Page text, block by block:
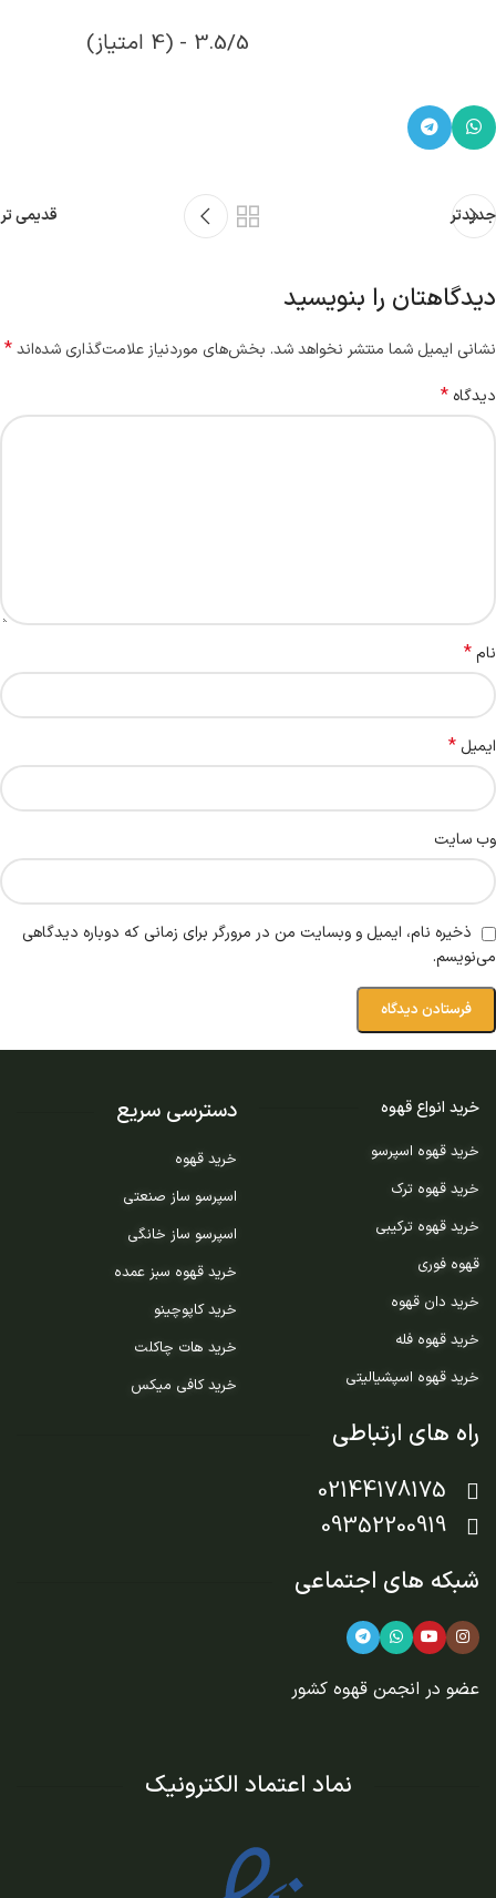
3.5/5 - (4 امتیاز)
جدیدتر قدیمی تر
دیدگاهتان را بنویسید
نشانی ایمیل شما منتشر نخواهد شد. بخش‌های موردنیاز علامت‌گذاری شده‌اند*
دیدگاه *
نام*
ایمیل *
وب‌ سایت
ذخیره نام، ایمیل و وبسایت من در مرورگر برای زمانی که دوباره دیدگاهی
می‌نویسم.
خرید انواع قهوه
خرید قهوه اسپرسو
خرید قهوه ترک
خرید قهوه ترکیبی
قهوه فوری
خرید دان قهوه
خرید قهوه فله
خرید قهوه اسپشیالیتی
دسترسی سریع
خرید قهوه
اسپرسو ساز صنعتی
اسپرسو ساز خانگی
خرید قهوه سبز عمده
خرید کاپوچینو
خرید هات چاکلت
خرید کافی میکس
راه های ارتباطی
02144178175
09352200919
شبکه های اجتماعی
عضو در انجمن قهوه کشور
نماد اعتماد الکترونیک